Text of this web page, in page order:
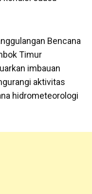
Bencana
Timur
imbauan
aktivitas
hidrometeorologi